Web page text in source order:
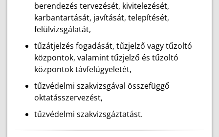
berendezés tervezését, kivitelezését,
karbantartását, javítását, telepítését,
felülvizsgálatát,
tűzátjelzés fogadását, tűzjelző vagy tűzoltó
központok, valamint tűzjelző és tűzoltó
központok távfelügyeletét,
tűzvédelmi szakvizsgával összefüggő
oktatásszervezést,
tűzvédelmi szakvizsgáztatást.